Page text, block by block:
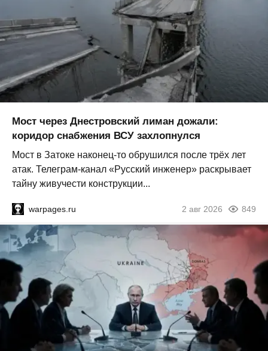
Мост через Днестровский лиман дожали:
коридор снабжения ВСУ захлопнулся
Мост в Затоке наконец-то обрушился после трёх лет
атак. Телеграм-канал «Русский инженер» раскрывает
тайну живучести конструкции...
warpages.ru 2 авг 2026 849